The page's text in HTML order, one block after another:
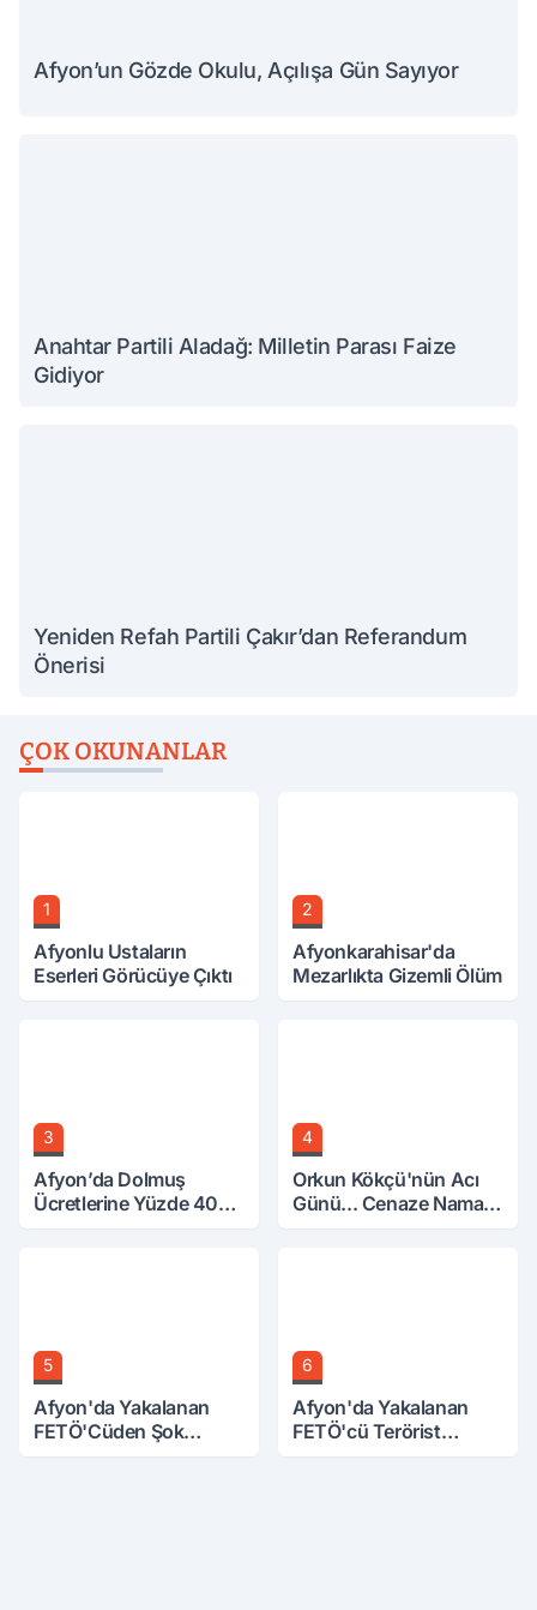
Afyon’un Gözde Okulu, Açılışa Gün Sayıyor
Anahtar Partili Aladağ: Milletin Parası Faize
Gidiyor
Yeniden Refah Partili Çakır’dan Referandum
Önerisi
ÇOK OKUNANLAR
1
Afyonlu Ustaların
Eserleri Görücüye Çıktı
2
Afyonkarahisar'da
Mezarlıkta Gizemli Ölüm
3
Afyon’da Dolmuş
Ücretlerine Yüzde 40
4
Orkun Kökçü'nün Acı
Günü... Cenaze Namazı
5
Afyon'da Yakalanan
FETÖ'Cüden Şok
6
Afyon'da Yakalanan
FETÖ'cü Terörist